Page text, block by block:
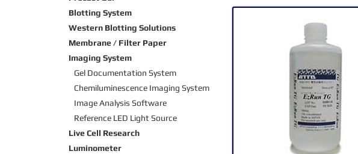
Blotting System
Western Blotting Solutions
Membrane / Filter Paper
Imaging System
Gel Documentation System
Chemiluminescence Imaging System
Image Analysis Software
Reference LED Light Source
Live Cell Research
Luminometer